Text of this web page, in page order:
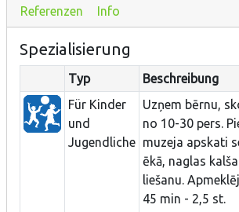
Referenzen Info
Spezialisierung
Typ
Beschreibung
Für Kinder
und
Jugendliche
Uzņem bērnu,
no 10-30 pers.
muzeja apskati
ēkā, naglas
liešanu.
45 min - 2,5 st.